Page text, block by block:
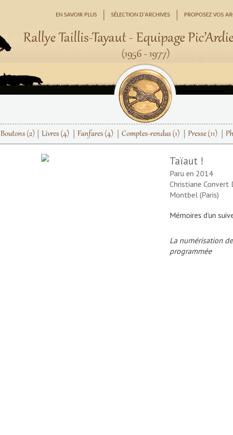
EN SAVOIR PLUS SÉLECTION D'ARCHIVES PROPOSEZ VOS
Rallye Taillis-Tayaut - Equipage
(1956 - 1977)
Boutons (2) Livres (4) Fanfares (4) Comptes-rendus (1) Presse (11)
Taïaut !
Paru en 2014
Christiane Convert
Montbel (Paris)
Mémoires d'un
La numérisation
programmée